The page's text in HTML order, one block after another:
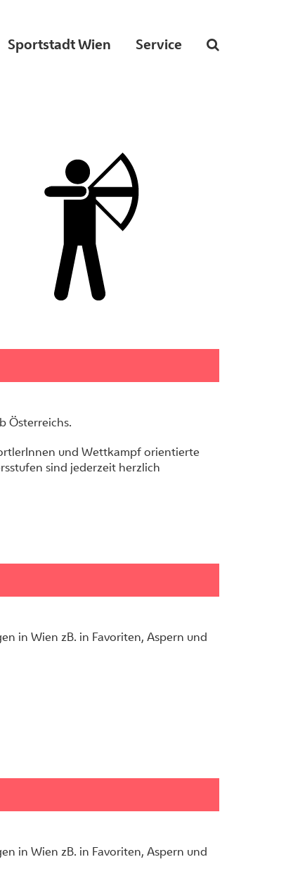
Sportstadt Wien Service
Österreichs.
und Wettkampf orientierte
sind jederzeit herzlich
in Wien zB. in Favoriten, Aspern und
in Wien zB. in Favoriten, Aspern und